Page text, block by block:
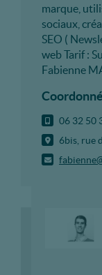
marque,
sociaux,
SEO (
web Tarif :
Fabienne
06 32 50
6bis, rue